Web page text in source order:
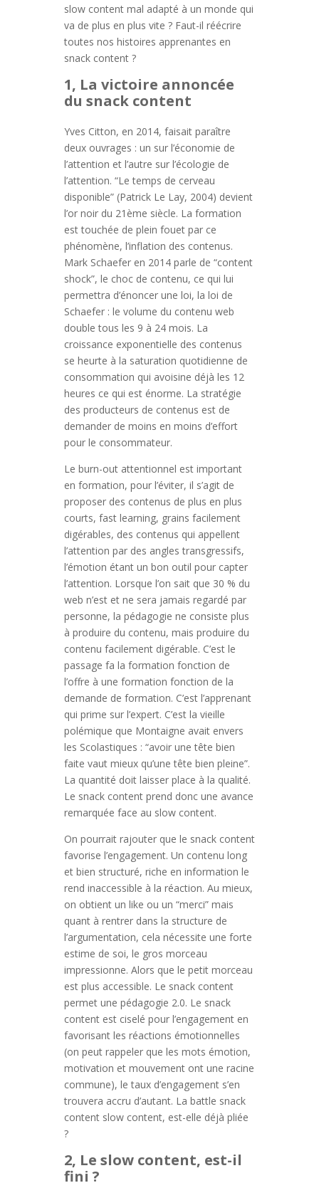
slow content mal adapté à un monde qui
va de plus en plus vite ? Faut-il réécrire
toutes nos histoires apprenantes en
snack content ?
1, La victoire annoncée
du snack content
Yves Citton, en 2014, faisait paraître
deux ouvrages : un sur l’économie de
l’attention et l’autre sur l’écologie de
l’attention. “Le temps de cerveau
disponible” (Patrick Le Lay, 2004) devient
l’or noir du 21ème siècle. La formation
est touchée de plein fouet par ce
phénomène, l’inflation des contenus.
Mark Schaefer en 2014 parle de “content
shock”, le choc de contenu, ce qui lui
permettra d’énoncer une loi, la loi de
Schaefer : le volume du contenu web
double tous les 9 à 24 mois. La
croissance exponentielle des contenus
se heurte à la saturation quotidienne de
consommation qui avoisine déjà les 12
heures ce qui est énorme. La stratégie
des producteurs de contenus est de
demander de moins en moins d’effort
pour le consommateur.
Le burn-out attentionnel est important
en formation, pour l’éviter, il s’agit de
proposer des contenus de plus en plus
courts, fast learning, grains facilement
digérables, des contenus qui appellent
l’attention par des angles transgressifs,
l’émotion étant un bon outil pour capter
l’attention. Lorsque l’on sait que 30 % du
web n’est et ne sera jamais regardé par
personne, la pédagogie ne consiste plus
à produire du contenu, mais produire du
contenu facilement digérable. C’est le
passage fa la formation fonction de
l’offre à une formation fonction de la
demande de formation. C’est l’apprenant
qui prime sur l’expert. C’est la vieille
polémique que Montaigne avait envers
les Scolastiques : “avoir une tête bien
faite vaut mieux qu’une tête bien pleine”.
La quantité doit laisser place à la qualité.
Le snack content prend donc une avance
remarquée face au slow content.
On pourrait rajouter que le snack content
favorise l’engagement. Un contenu long
et bien structuré, riche en information le
rend inaccessible à la réaction. Au mieux,
on obtient un like ou un “merci” mais
quant à rentrer dans la structure de
l’argumentation, cela nécessite une forte
estime de soi, le gros morceau
impressionne. Alors que le petit morceau
est plus accessible. Le snack content
permet une pédagogie 2.0. Le snack
content est ciselé pour l’engagement en
favorisant les réactions émotionnelles
(on peut rappeler que les mots émotion,
motivation et mouvement ont une racine
commune), le taux d’engagement s’en
trouvera accru d’autant. La battle snack
content slow content, est-elle déjà pliée
?
2, Le slow content, est-il
fini ?